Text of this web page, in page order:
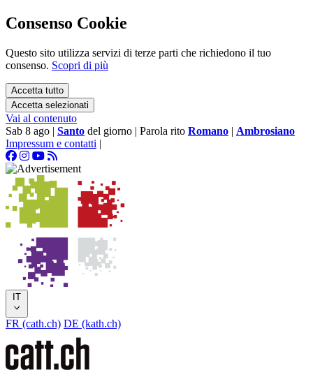
Consenso Cookie
Questo sito utilizza servizi di terze parti che richiedono il tuo
consenso. Scopri di più
Accetta tutto
Accetta selezionati
Vai al contenuto
Sab 8 ago | Santo del giorno | Parola rito Romano | Ambrosiano
Impressum e contatti |
IT
FR (cath.ch) DE (kath.ch)